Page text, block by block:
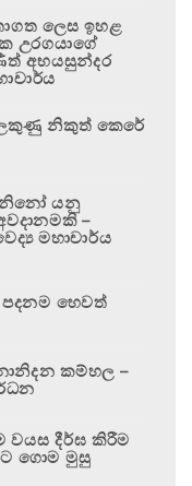
ලෙස ඉහළ
උරගයාගේ
අභයසුන්දර
ලකුණු නිකුත් කෙරේ
නිනෝ යනු
–
මහාචාර්ය
පදනම හෙවත්
කම්හල –
වයස දීර්ඝ කිරීම
ගොම මුසු